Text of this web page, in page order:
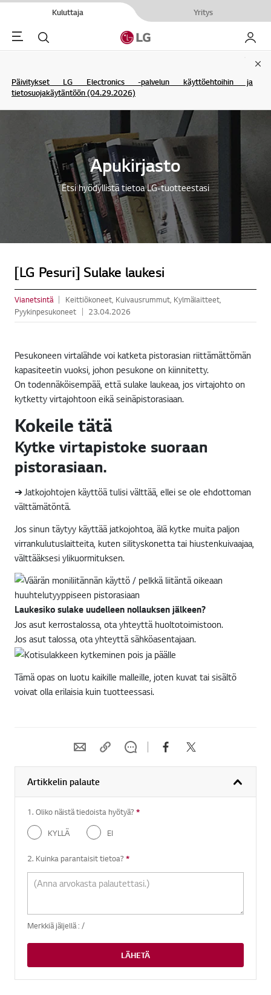
Kuluttaja Yritys
Menu Haku My LG
Päivitykset LG Electronics -palvelun käyttöehtoihin ja
tietosuojakäytäntöön (04.29.2026)
Apukirjasto
Etsi hyödyllistä tietoa LG-tuotteestasi
[LG Pesuri] Sulake laukesi
Vianetsintä
Keittiökoneet, Kuivausrummut, Kylmälaitteet,
Pyykinpesukoneet
23.04.2026
Pesukoneen virtalähde voi katketa pistorasian riittämättömän
kapasiteetin vuoksi, johon pesukone on kiinnitetty.
On todennäköisempää, että sulake laukeaa, jos virtajohto on
kytketty virtajohtoon eikä seinäpistorasiaan.
Kokeile tätä
Kytke virtapistoke suoraan
pistorasiaan.
➔ Jatkojohtojen käyttöä tulisi välttää, ellei se ole ehdottoman
välttämätöntä.
Jos sinun täytyy käyttää jatkojohtoa, älä kytke muita paljon
virrankulutuslaitteita, kuten silityskonetta tai hiustenkuivaajaa,
välttääksesi ylikuormituksen.
Laukesiko sulake uudelleen nollauksen jälkeen?
Jos asut kerrostalossa, ota yhteyttä huoltotoimistoon.
Jos asut talossa, ota yhteyttä sähköasentajaan.
Tämä opas on luotu kaikille malleille, joten kuvat tai sisältö
voivat olla erilaisia kuin tuotteessasi.
Artikkelin palaute
1. Oliko näistä tiedoista hyötyä? *
KYLLÄ
EI
2. Kuinka parantaisit tietoa? *
Merkkiä jäljellä : /
LÄHETÄ